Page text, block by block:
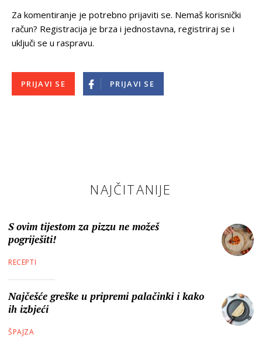
Za komentiranje je potrebno prijaviti se. Nemaš korisnički
račun? Registracija je brza i jednostavna, registriraj se i
uključi se u raspravu.
PRIJAVI SE PRIJAVI SE
NAJČITANIJE
S ovim tijestom za pizzu ne možeš
pogriješiti!
RECEPTI
Najčešće greške u pripremi palačinki i kako
ih izbjeći
ŠPAJZA